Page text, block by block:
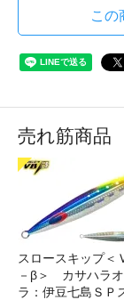
この
売れ筋商品
スロースキップ＜
－β＞ カサハラオ
ラ：伊豆七島ＳＰ